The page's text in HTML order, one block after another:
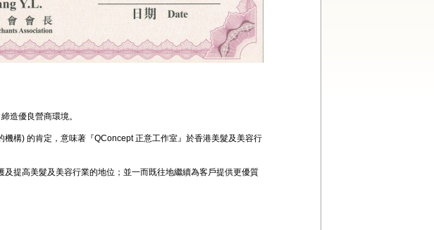
造優良營商環境。
構) 的肯定，意味著『QConcept 正意工作室』於香港美髮及美容行
提高美髮及美容行業的地位；並一而既往地繼續為客戶提供更優質